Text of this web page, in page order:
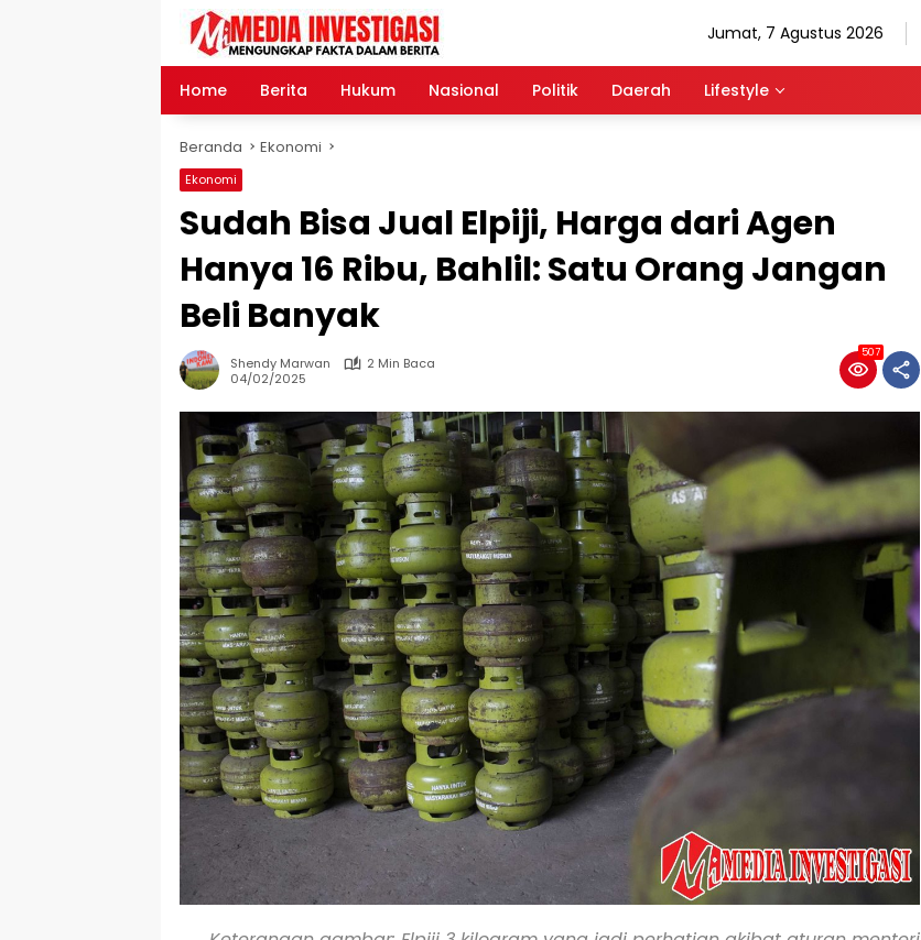
Jumat, 7 Agustus 2026
Home Berita Hukum Nasional Politik Daerah Lifestyle
Beranda Ekonomi
Ekonomi
Sudah Bisa Jual Elpiji, Harga dari Agen
Hanya 16 Ribu, Bahlil: Satu Orang Jangan
Beli Banyak
Shendy Marwan
2 Min Baca
04/02/2025
507